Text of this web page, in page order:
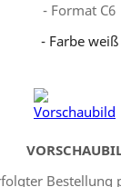
- Format C6
- Farbe weiß
Bestellung